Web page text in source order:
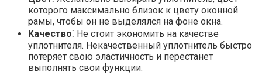
которого максимально близок к цвету оконной
рамы, чтобы он не выделялся на фоне окна.
Качество⁚ Не стоит экономить на качестве
уплотнителя. Некачественный уплотнитель быстро
потеряет свою эластичность и перестанет
выполнять свои функции.